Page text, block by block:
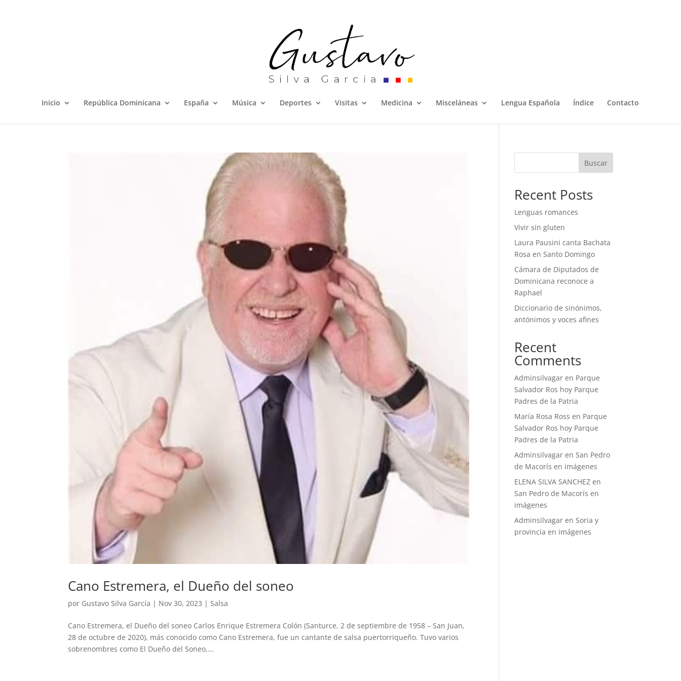
Inicio República Dominicana España Música Deportes Visitas Medicina Misceláneas Lengua Española Índice Contacto
Cano Estremera, el Dueño del soneo
por Gustavo Silva García | Nov 30, 2023 | Salsa
Cano Estremera, el Dueño del soneo Carlos Enrique Estremera Colón (Santurce, 2 de septiembre de 1958 – San Juan,
28 de octubre de 2020),​ más conocido como Cano Estremera, fue un cantante de salsa puertorriqueño. Tuvo varios
sobrenombres como El Dueño del Soneo,...
Buscar
Recent Posts
Lenguas romances
Vivir sin gluten
Laura Pausini canta Bachata
Rosa en Santo Domingo
Cámara de Diputados de
Dominicana reconoce a
Raphael
Diccionario de sinónimos,
antónimos y voces afines
Recent
Comments
Adminsilvagar en Parque
Salvador Ros hoy Parque
Padres de la Patria
María Rosa Ross en Parque
Salvador Ros hoy Parque
Padres de la Patria
Adminsilvagar enSan Pedro
de Macorís en imágenes
ELENA SILVA SANCHEZ en
San Pedro de Macorís en
imágenes
Adminsilvagar enSoria y
provincia en imágenes